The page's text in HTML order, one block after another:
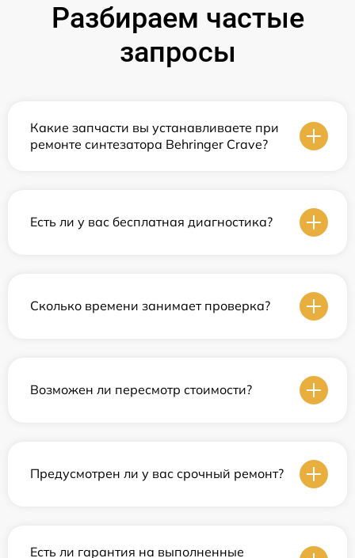
Разбираем частые
запросы
Какие запчасти вы устанавливаете при
ремонте синтезатора Behringer Crave?
Есть ли у вас бесплатная диагностика?
Сколько времени занимает проверка?
Возможен ли пересмотр стоимости?
Предусмотрен ли у вас срочный ремонт?
Есть ли гарантия на выполненные